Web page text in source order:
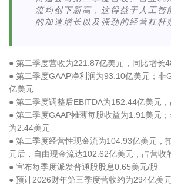
流均创下新高，这得益于人工智
的加速增长以及强劲的经营杠杆
● 第二季度营收为221.87亿美元，同比增长
● 第二季度GAAP净利润为93.10亿美元；非
亿美元
● 第二季度调整后EBITDA为152.44亿美元
● 第二季度GAAP摊薄每股收益为1.91美元
为2.44美元
● 第二季度经营性现金流为104.93亿美元，
元后，自由现金流达102.62亿美元，占营收
● 宣布每季度派发普通股股息0.65美元/股
● 预计2026财年第三季度营收约为294亿美